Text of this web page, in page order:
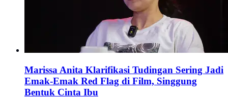
Marissa Anita Klarifikasi Tudingan Sering Jadi
Emak-Emak Red Flag di Film, Singgung
Bentuk Cinta Ibu